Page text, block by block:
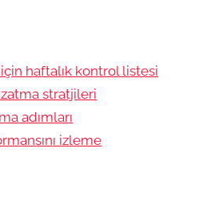
için haftalık kontrol listesi
stratjileri
adımları
izleme